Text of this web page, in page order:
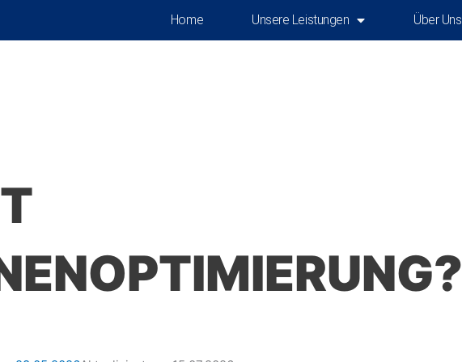
Home Unsere Leistungen Über Uns